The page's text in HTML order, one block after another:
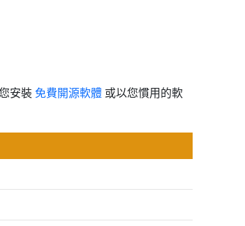
安裝 免費開源軟體 或以您慣用的軟